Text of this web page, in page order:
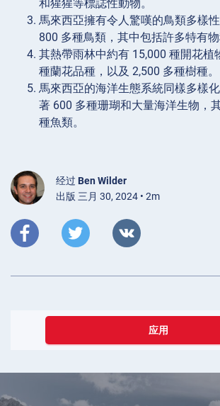
和猩猩等標誌性動物。
馬來西亞擁有令人驚嘆的鳥類多樣
800 多種鳥類，其中包括許多特有物
其熱帶雨林中約有 15,000 種開花植
種蘭花品種，以及 2,500 多種樹種。
馬來西亞的海洋生態系統同樣多樣
著 600 多種珊瑚和大量海洋生物，
種魚類。
经过 Ben Wilder
出版 三月 30, 2024 • 2m
应用